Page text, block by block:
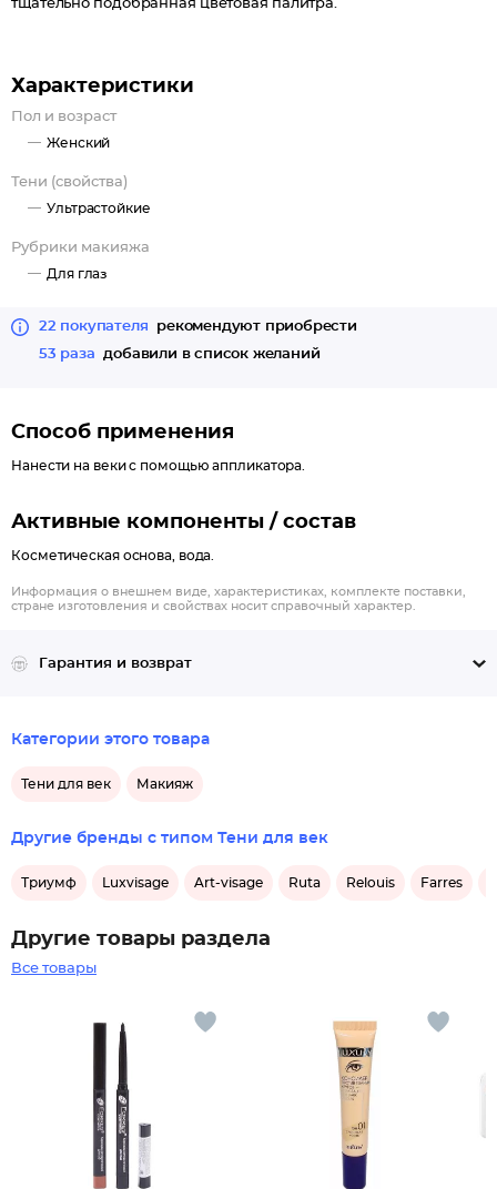
тщательно подобранная цветовая палитра.
Характеристики
Пол и возраст
Женский
Тени (свойства)
Ультрастойкие
Рубрики макияжа
Для глаз
22 покупателя
рекомендуют приобрести
53 раза
добавили в список желаний
Способ применения
Нанести на веки с помощью аппликатора.
Активные компоненты / состав
Косметическая основа, вода.
Информация о внешнем виде, характеристиках, комплекте поставки,
стране изготовления и свойствах носит справочный характер.
Гарантия и возврат
Категории этого товара
Тени для век Макияж
Другие бренды с типом Тени для век
Триумф Luxvisage Art-visage Ruta Relouis Farres
Другие товары раздела
Все товары